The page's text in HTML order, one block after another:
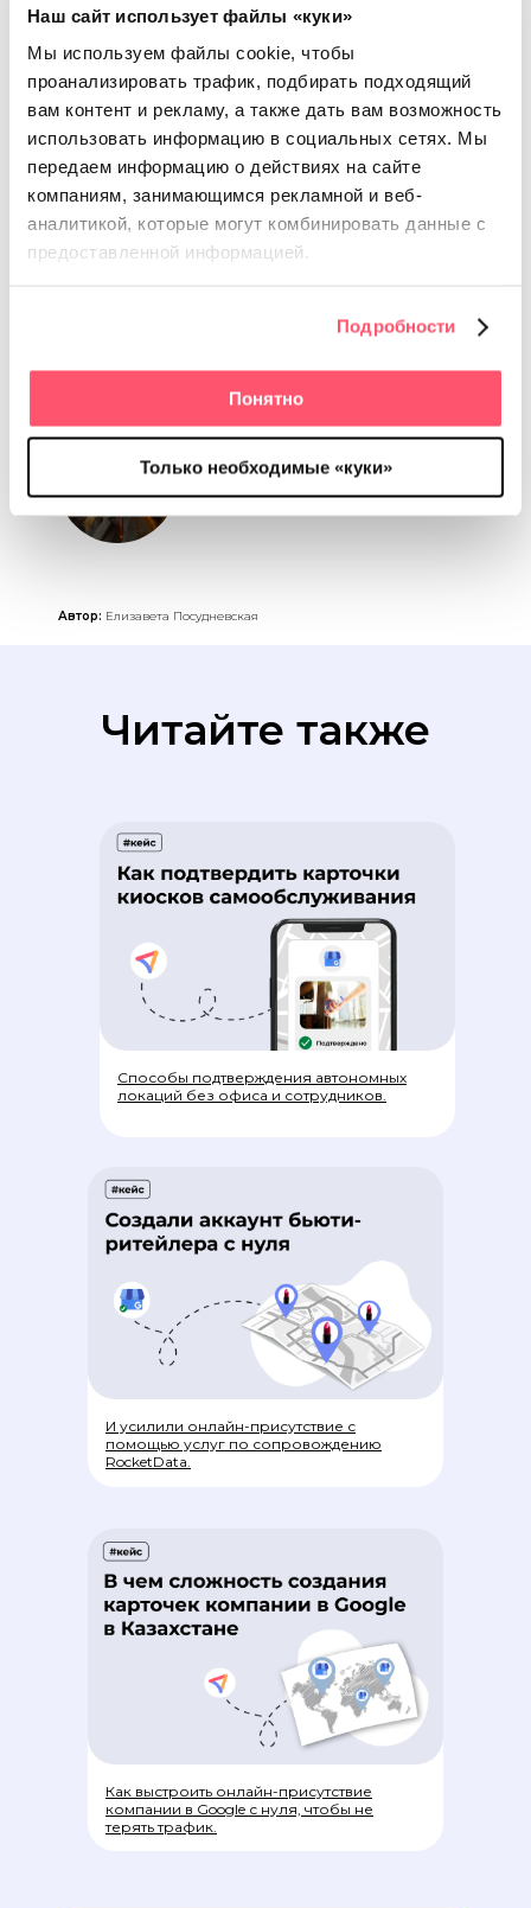
Наш сайт использует файлы «куки»
Мы используем файлы cookie, чтобы
проанализировать трафик, подбирать подходящий
вам контент и рекламу, а также дать вам возможность
использовать информацию в социальных сетях. Мы
передаем информацию о действиях на сайте
компаниям, занимающимся рекламной и веб-
аналитикой, которые могут комбинировать данные с
предоставленной информацией.
Подробности
Понятно
Только необходимые «куки»
RocketData
Все 68 локаций объединены в 4 сети,100%
синхронизация по брендам —за 2 месяца;
Вопросы с данными решены через техническую
Получен полноценный доступ к управлению
данными сети через RocketData.
Автор: Елизавета Посудневская
Читайте также
Способы подтверждения автономных
локаций без офиса и сотрудников.
И усилили онлайн-присутствие с
помощью услуг по сопровождению
RocketData.
Как выстроить онлайн-присутствие
компании в Google с нуля, чтобы не
терять трафик.